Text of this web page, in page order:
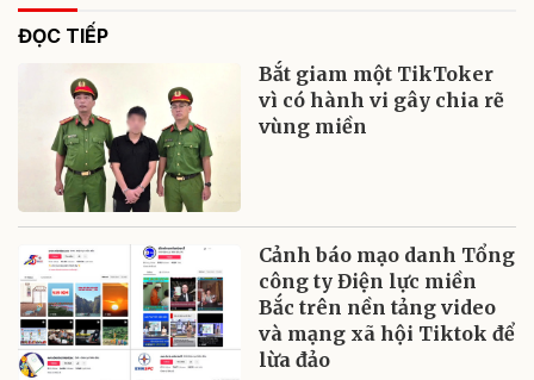
ĐỌC TIẾP
Bắt giam một TikToker
vì có hành vi gây chia rẽ
vùng miền
Cảnh báo mạo danh Tổng
công ty Điện lực miền
Bắc trên nền tảng video
và mạng xã hội Tiktok để
lừa đảo